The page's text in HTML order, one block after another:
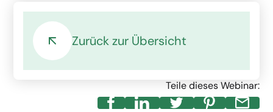
Zurück zur Übersicht
Teile dieses Webinar: